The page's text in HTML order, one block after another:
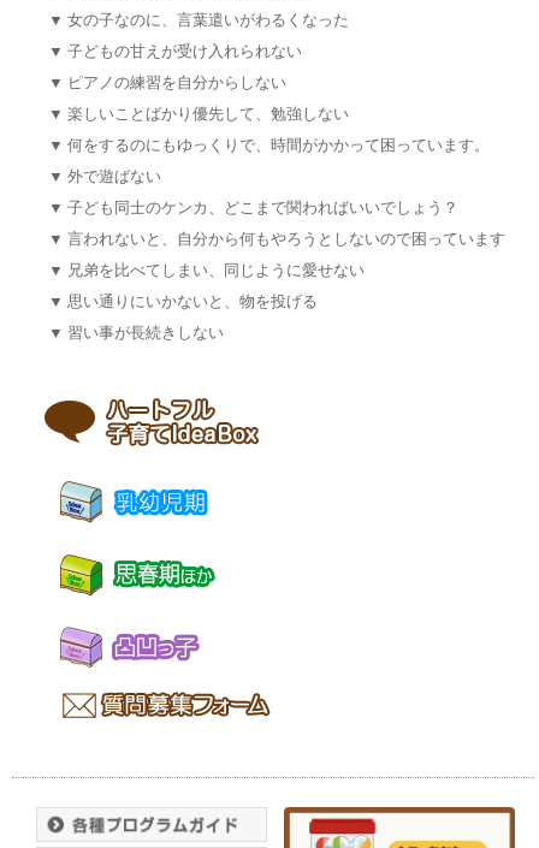
▼ 女の子なのに、言葉遣いがわるくなった
▼ 子どもの甘えが受け入れられない
▼
ピアノの練習を自分からしない
▼ 楽しいことばかり優先して、勉強しない
▼ 何をするのにもゆっくりで、時間がかかって困っています。
▼ 外で遊ばない
▼ 子ども同士のケンカ、どこまで関わればいいでしょう？
▼ 言われないと、自分から何もやろうとしないので困っています
▼ 兄弟を比べてしまい、同じように愛せない
▼ 思い通りにいかないと、物を投げる
▼ 習い事が長続きしない